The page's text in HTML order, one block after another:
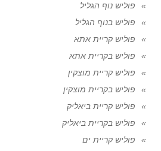
פוליש נוף הגליל
פוליש בנוף הגליל
פוליש קריית אתא
פוליש בקריית אתא
פוליש קריית מוצקין
פוליש בקריית מוצקין
פוליש קריית ביאליק
פוליש בקריית ביאליק
פוליש קריית ים